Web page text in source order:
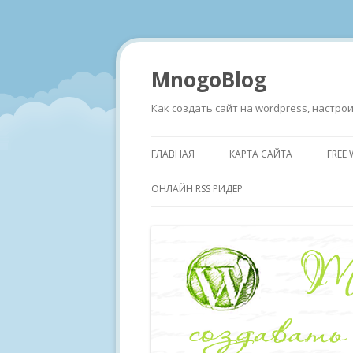
MnogoBlog
Как создать сайт на wordpress,
ГЛАВНАЯ КАРТА САЙТА
ОНЛАЙН RSS РИДЕР